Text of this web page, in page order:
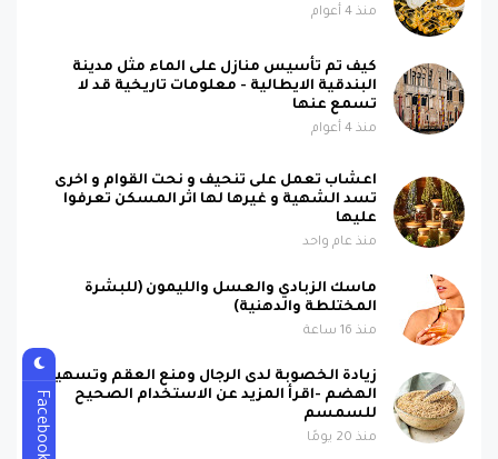
منذ 4 أعوام
كيف تم تأسيس منازل على الماء مثل مدينة
البندقية الايطالية - معلومات تاريخية قد لا
تسمع عنها
منذ 4 أعوام
اعشاب تعمل على تنحيف و نحت القوام و اخرى
تسد الشهية و غيرها لها اثر المسكن تعرفوا
عليها
منذ عام واحد
ماسك الزبادي والعسل والليمون (للبشرة
المختلطة والدهنية)
منذ 16 ساعة
زيادة الخصوبة لدى الرجال ومنع العقم وتسهيل
الهضم -اقرأ المزيد عن الاستخدام الصحيح
للسمسم
منذ 20 يومًا Facebook